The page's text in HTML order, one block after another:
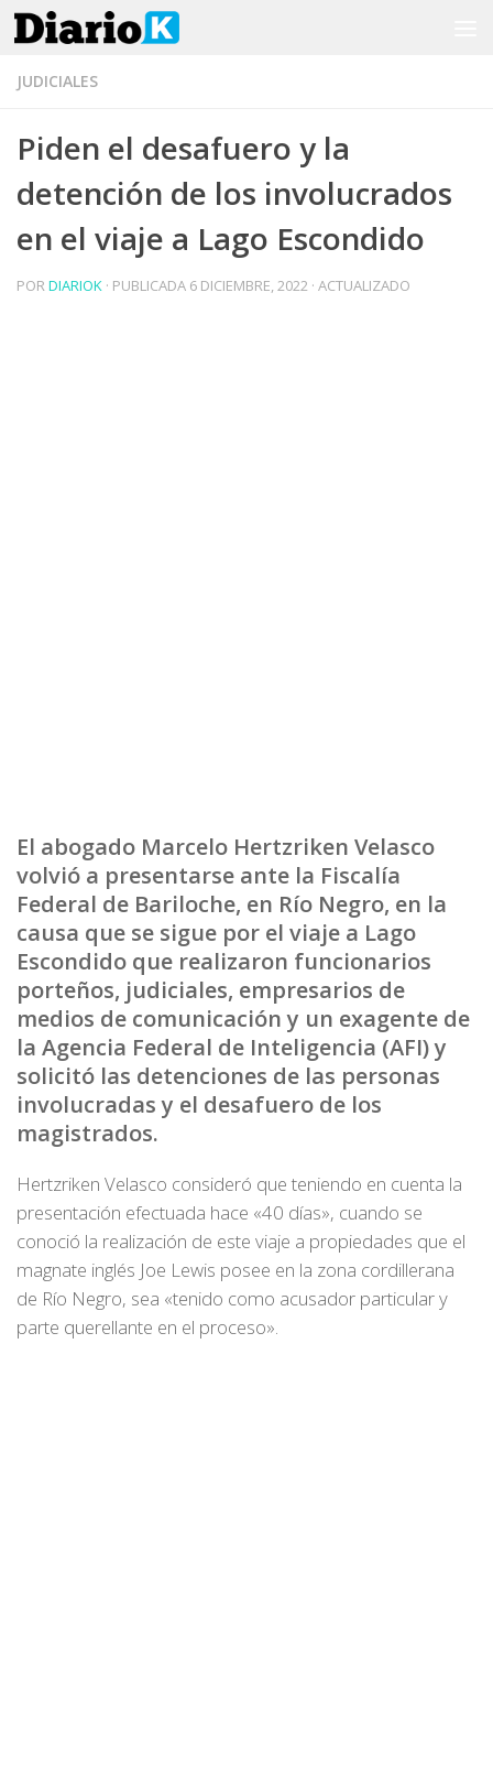
Saltar al contenido
JUDICIALES
Piden el desafuero y la
detención de los involucrados
en el viaje a Lago Escondido
PORDIARIOK · PUBLICADA 6 DICIEMBRE, 2022 · ACTUALIZADO
El abogado Marcelo Hertzriken Velasco
volvió a presentarse ante la Fiscalía
Federal de Bariloche, en Río Negro, en la
causa que se sigue por el viaje a Lago
Escondido que realizaron funcionarios
porteños, judiciales, empresarios de
medios de comunicación y un exagente de
la Agencia Federal de Inteligencia (AFI) y
solicitó las detenciones de las personas
involucradas y el desafuero de los
magistrados.
Hertzriken Velasco consideró que teniendo en cuenta la
presentación efectuada hace «40 días», cuando se
conoció la realización de este viaje a propiedades que el
magnate inglés Joe Lewis posee en la zona cordillerana
de Río Negro, sea «tenido como acusador particular y
parte querellante en el proceso».